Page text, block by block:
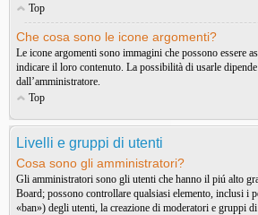
Top
Che cosa sono le icone argomenti?
Le icone argomenti sono immagini che possono essere
indicare il loro contenuto. La possibilità di usarle
dall’amministratore.
Top
Livelli e gruppi di utenti
Cosa sono gli amministratori?
Gli amministratori sono gli utenti che hanno il piú alto
Board; possono controllare qualsiasi elemento, inclusi i
«ban») degli utenti, la creazione di moderatori e gruppi